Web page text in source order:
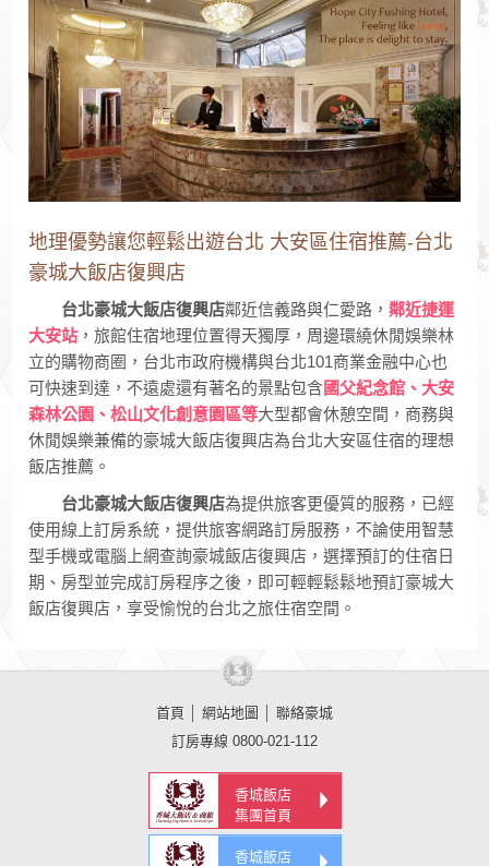
地理優勢讓您輕鬆出遊台北 大安區住宿推薦-台北
豪城大飯店復興店
台北豪城大飯店復興店鄰近信義路與仁愛路，鄰近捷運
大安站 ，旅館住宿地理位置得天獨厚，周邊環繞休閒娛樂林
立的購物商圈，台北市政府機構與台北101商業金融中心也
可快速到達，不遠處還有著名的景點包含 國父紀念館、大安
森林公園、松山文化創意園區等大型都會休憩空間，商務與
休閒娛樂兼備的豪城大飯店復興店為台北大安區住宿的理想
飯店推薦。
台北豪城大飯店復興店為提供旅客更優質的服務，已經
使用線上訂房系統，提供旅客網路訂房服務，不論使用智慧
型手機或電腦上網查詢豪城飯店復興店，選擇預訂的住宿日
期、房型並完成訂房程序之後，即可輕輕鬆鬆地預訂豪城大
飯店復興店，享受愉悅的台北之旅住宿空間。
首頁 網站地圖
聯絡豪城
訂房專線 0800-021-112
香城飯店
集團首頁
香城飯店